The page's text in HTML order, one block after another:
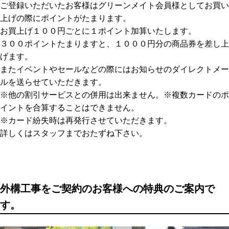
ご登録いただいたお客様はグリーンメイト会員様としてお買い
上げの際にポイントがたまります。
お買上げ１００円ごとに１ポイント加算いたします。
３００ポイントたまりますと、１０００円分の商品券を差し上
げます。
またイベントやセールなどの際にはお知らせのダイレクトメー
ルを送らせていただきます。
※他の割引サービスとの併用は出来ません。※複数カードのポ
イントを合算することはできません。
※カード紛失時は再発行させていただきます。
詳しくはスタッフまでおたずね下さい。
外構工事をご契約のお客様への特典のご案内で
す。